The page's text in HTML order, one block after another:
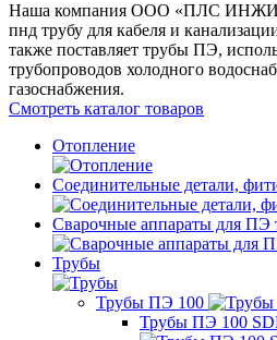
Наша компания ООО «ПЛС
пнд трубу для кабеля и
также поставляет трубы ПЭ,
трубопроводов холодного
газоснабжения.
Смотреть каталог товаров
Отопление
Соединительные детали,
Сварочные аппараты для ПЭ
Трубы
Трубы ПЭ 100
Трубы ПЭ 100